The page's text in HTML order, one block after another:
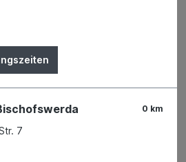
0 km
7